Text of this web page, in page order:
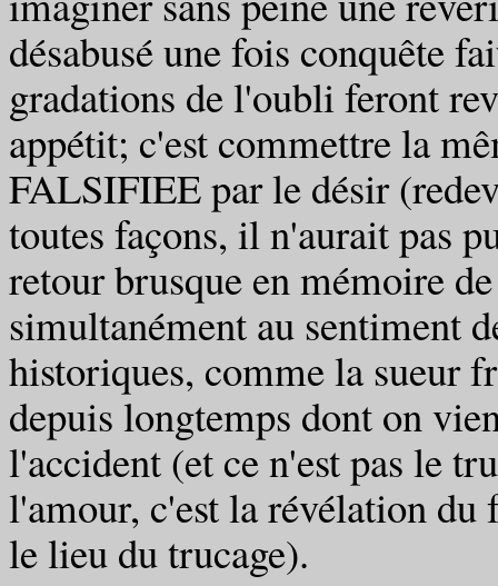
désabusé une fois conquête
gradations de l'oubli feront
appétit; c'est commettre la
FALSIFIEE par le désir
toutes façons, il n'aurait pas
retour brusque en mémoire
simultanément au sentiment
historiques, comme la sueur
depuis longtemps dont on
l'accident (et ce n'est pas le
l'amour, c'est la révélation
le lieu du trucage).